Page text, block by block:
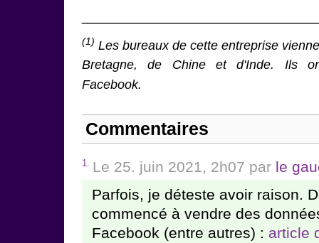
(1) Les bureaux de cette entreprise
Bretagne, de Chine et d'Inde. Ils
Facebook.
Commentaires
1. Le 25. juin 2021, 2h07 par le
Parfois, je déteste avoir raison.
commencé à vendre des
Facebook (entre autres) : article